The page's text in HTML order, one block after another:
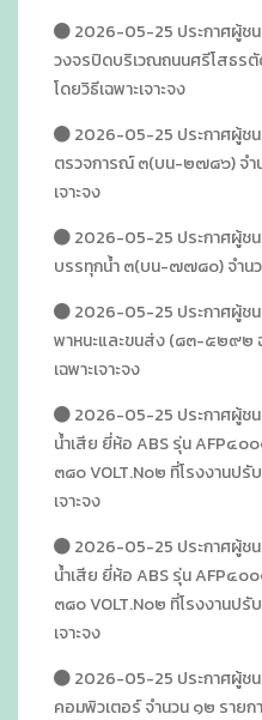
2026-05-25 ประกาศผู้ชน
วงจรปิดบริเวณถนนศรีโสธรตั
โดยวิธีเฉพาะเจาะจง
2026-05-25 ประกาศผู้ชน
ตรวจการณ์ ๓(บน-๒๗๘๖) จำน
เจาะจง
2026-05-25 ประกาศผู้ชน
บรรทุกน้ำ ๓(บน-๗๗๘๐) จำนว
2026-05-25 ประกาศผู้ชน
พาหนะและขนส่ง (๘๓-๕๒๙๒
เฉพาะเจาะจง
2026-05-25 ประกาศผู้ชน
น้ำเสีย ยี่ห้อ ABS รุ่น AFP๔
๓๘๐ VOLT.N๐๒ ที่โรงงานป
เจาะจง
2026-05-25 ประกาศผู้ชน
น้ำเสีย ยี่ห้อ ABS รุ่น AFP๔
๓๘๐ VOLT.N๐๒ ที่โรงงานป
เจาะจง
2026-05-25 ประกาศผู้ชน
คอมพิวเตอร์ จำนวน ๑๒ รายกา